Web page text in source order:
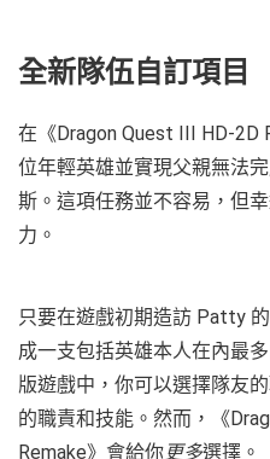
全新隊伍自訂項目
在《Dragon Quest III HD-2D
位年輕英雄並實現父親無法
斯。這項任務並不容易，但
力。
只要在遊戲初期造訪 Patty
成一支包括英雄本人在內最
版遊戲中，你可以選擇隊友
的職責和技能。然而，《
Remake》會給你更多選擇。